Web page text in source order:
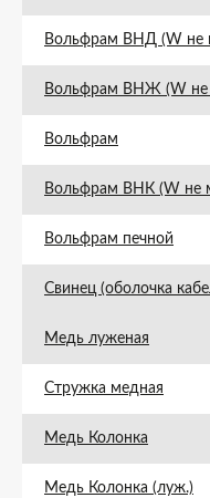
Вольфрам ВНД (W не
Вольфрам ВНЖ (W не
Вольфрам
Вольфрам ВНК (W не
Вольфрам печной
Свинец (оболочка
Медь луженая
Стружка медная
Медь Колонка
Медь Колонка (луж.)